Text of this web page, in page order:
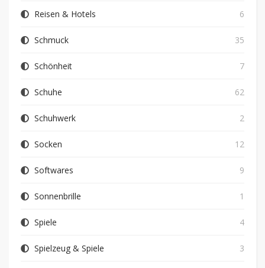
Reisen & Hotels 6
Schmuck 35
Schönheit 7
Schuhe 62
Schuhwerk 2
Socken 12
Softwares 9
Sonnenbrille 1
Spiele 4
Spielzeug & Spiele 3